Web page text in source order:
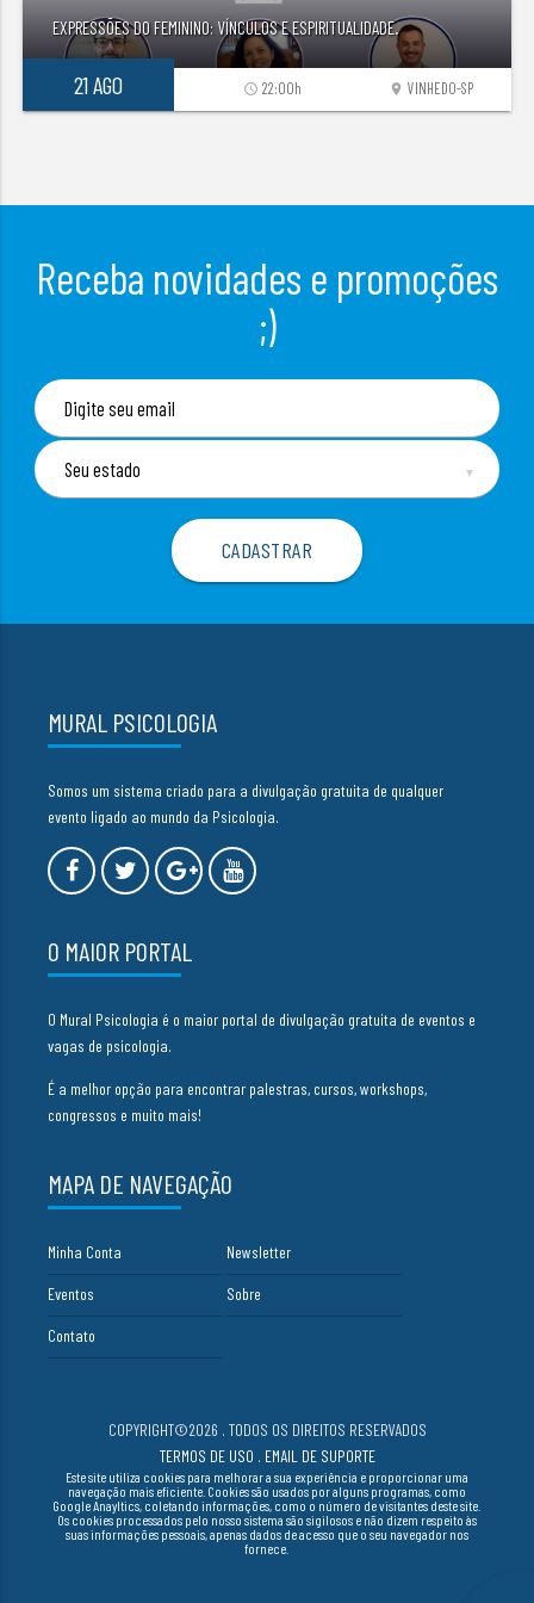
EXPRESSÕES DO FEMININO: VÍNCULOS E ESPIRITUALIDADE.
21 AGO location_on VINHEDO-SP
access_time 22:00h
Receba novidades e promoções
;)
▼
MURAL PSICOLOGIA
Somos um sistema criado para a divulgação gratuita de qualquer
evento ligado ao mundo da Psicologia.
O MAIOR PORTAL
O Mural Psicologia é o maior portal de divulgação gratuita de eventos e
vagas de psicologia.
É a melhor opção para encontrar palestras, cursos, workshops,
congressos e muito mais!
MAPA DE NAVEGAÇÃO
Minha Conta Newsletter
Eventos Sobre
Contato
COPYRIGHT©2026 . TODOS OS DIREITOS RESERVADOS
TERMOS DE USO . EMAIL DE SUPORTE
Este site utiliza cookies para melhorar a sua experiência e proporcionar uma
navegação mais eficiente. Cookies são usados por alguns programas, como
Google Anayltics, coletando informações, como o número de visitantes deste site.
Os cookies processados pelo nosso sistema são sigilosos e não dizem respeito às
suas informações pessoais, apenas dados de acesso que o seu navegador nos
fornece.